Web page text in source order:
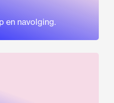
en navolging.